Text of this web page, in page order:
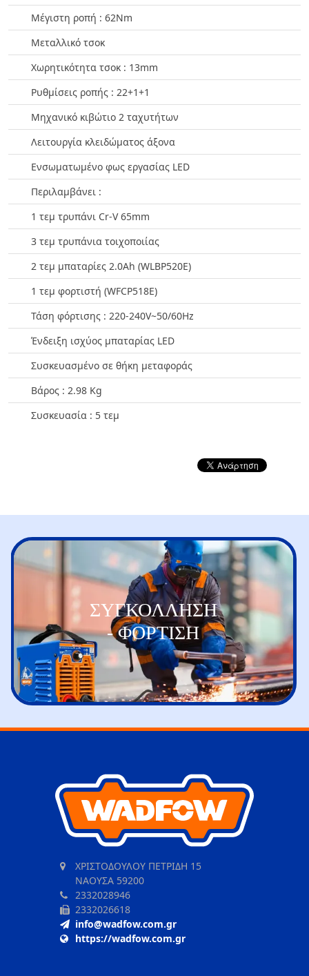
Μέγιστη ροπή : 62Nm
Μεταλλικό τσοκ
Χωρητικότητα τσοκ : 13mm
Ρυθμίσεις ροπής : 22+1+1
Μηχανικό κιβώτιο 2 ταχυτήτων
Λειτουργία κλειδώματος άξονα
Ενσωματωμένο φως εργασίας LED
Περιλαμβάνει :
1 τεμ τρυπάνι Cr-V 65mm
3 τεμ τρυπάνια τοιχοποιίας
2 τεμ μπαταρίες 2.0Ah (WLBP520E)
1 τεμ φορτιστή (WFCP518E)
Τάση φόρτισης : 220-240V~50/60Hz
Ένδειξη ισχύος μπαταρίας LED
Συσκευασμένο σε θήκη μεταφοράς
Βάρος : 2.98 Kg
Συσκευασία : 5 τεμ
ΣΥΓΚΟΛΛΗΣΗ
- ΦΟΡΤΙΣΗ
ΧΡΙΣΤΟΔΟΥΛΟΥ ΠΕΤΡΙΔΗ 15
ΝΑΟΥΣΑ 59200
2332028946
2332026618
info@wadfow.com.gr
https://wadfow.com.gr